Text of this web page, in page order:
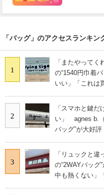
「バッグ」のアクセスランキン
1
「またやって
の“1540円巾着
いい」「これは
2
「スマホと鍵
い」 agnes b.
バッグ”が大好
3
「リュックと
の“2WAYバッ
中も熱くない」